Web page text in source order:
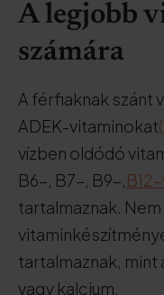
A legjobb
számára
A férfiaknak szánt
ADEK-vitaminokat
vízben oldódó
B6-, B7-, B9-,
tartalmaznak.
tartalmaznak, mint
vagy kalcium.